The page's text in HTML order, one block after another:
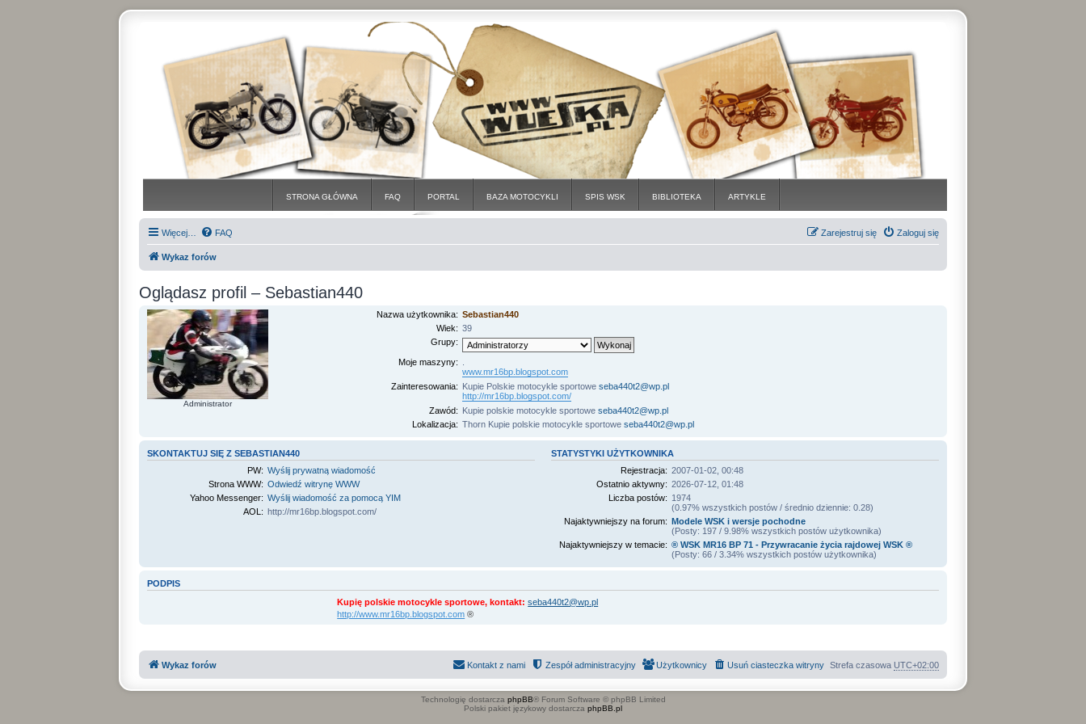
STRONA GŁÓWNA FAQ PORTAL BAZA MOTOCYKLI SPIS WSK BIBLIOTEKA ARTYKLE
Więcej… FAQ Zaloguj się
Zarejestruj się
Wykaz forów
Oglądasz profil – Sebastian440
Administrator
Nazwa użytkownika: Sebastian440
Wiek: 39
Grupy:
Moje maszyny:
www.mr16bp.blogspot.com
Zainteresowania: Kupie Polskie motocykle sportoweseba440t2@wp.pl
http://mr16bp.blogspot.com/
Zawód: Kupie polskie motocykle sportoweseba440t2@wp.pl
Lokalizacja: Thorn Kupie polskie motocykle sportoweseba440t2@wp.pl
SKONTAKTUJ SIĘ Z SEBASTIAN440
PW: Wyślij prywatną wiadomość
Strona WWW: Odwiedź witrynę WWW
Yahoo Messenger: Wyślij wiadomość za pomocą YIM
AOL: http://mr16bp.blogspot.com/
STATYSTYKI UŻYTKOWNIKA
Rejestracja: 2007-01-02, 00:48
Ostatnio aktywny: 2026-07-12, 01:48
Liczba postów: 1974
(0.97% wszystkich postów / średnio dziennie: 0.28)
Najaktywniejszy na forum: Modele WSK i wersje pochodne
(Posty: 197 / 9.98% wszystkich postów użytkownika)
Najaktywniejszy w temacie: ® WSK MR16 BP 71 - Przywracanie życia rajdowej WSK ®
(Posty: 66 / 3.34% wszystkich postów użytkownika)
PODPIS
Kupię polskie motocykle sportowe, kontakt: seba440t2@wp.pl
http://www.mr16bp.blogspot.com ®
Wykaz forów Strefa czasowa UTC+02:00
Usuń ciasteczka witryny
Użytkownicy
Zespół administracyjny
Kontakt z nami
Technologię dostarcza phpBB® Forum Software © phpBB Limited
Polski pakiet językowy dostarcza phpBB.pl